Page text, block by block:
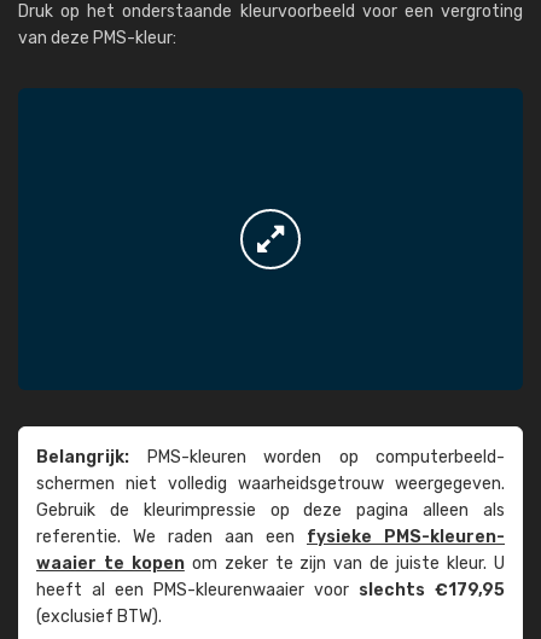
Druk op het onderstaande kleurvoorbeeld voor een vergroting
van deze PMS-kleur:
Belangrijk: PMS-kleuren worden op computer­beeld­
schermen niet volledig waarheids­­getrouw weer­gegeven.
Gebruik de kleur­impressie op deze pagina alleen als
referentie. We raden aan een fysieke PMS-kleuren­
waaier te kopenom zeker te zijn van de juiste kleur. U
heeft al een PMS-kleuren­waaier voor slechts €179,95
(exclusief BTW).